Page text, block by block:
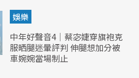
娛樂
中年好聲音4｜蔡宓婕穿旗袍克
服晒腿迷暈評判 伸腿想加分被
車婉婉當場制止